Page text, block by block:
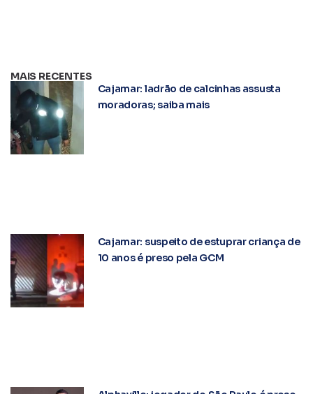
MAIS RECENTES
Cajamar: ladrão de calcinhas assusta
moradoras; saiba mais
Cajamar: suspeito de estuprar criança de
10 anos é preso pela GCM